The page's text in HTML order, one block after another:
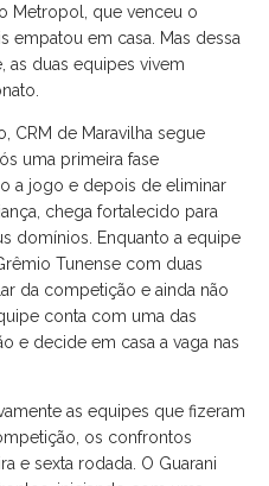
Metropol, que venceu o
empatou em casa. Mas dessa
as duas equipes vivem
CRM de Maravilha segue
uma primeira fase
a jogo e depois de eliminar
chega fortalecido para
domínios. Enquanto a equipe
Tunense com duas
da competição e ainda não
conta com uma das
e decide em casa a vaga nas
as equipes que fizeram
os confrontos
e sexta rodada. O Guarani